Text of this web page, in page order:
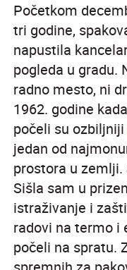
Početkom
tri godine,
napustila
pogleda u gradu.
radno mesto, ni
1962. godine
počeli su ozbiljniji
jedan od
prostora u zemlji.
Sišla sam u
istraživanje i
radovi na termo i
počeli na spratu.